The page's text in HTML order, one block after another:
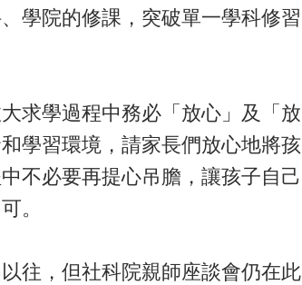
學院的修課，突破單一學科修習
求學過程中務必「放心」及「放
學習環境，請家長們放心地將孩
不必要再提心吊膽，讓孩子自己
。
往，但社科院親師座談會仍在此